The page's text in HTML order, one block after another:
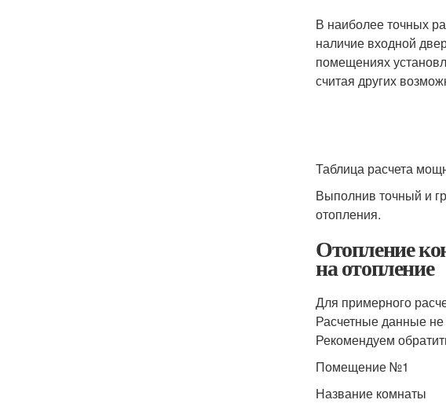
В наиболее точных
наличие входной
помещениях
считая других
Таблица расчета
Выполнив точный и
отопления.
Отопление
на отопление
Для примерного
Расчетные данные
Рекомендуем
Помещение №1
Название комнаты